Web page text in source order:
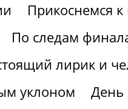
Прикоснемся
По следам
лирик и
уклоном
День